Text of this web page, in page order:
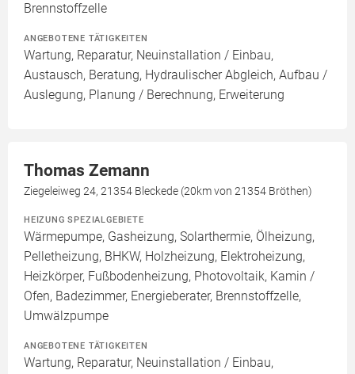
Brennstoffzelle
ANGEBOTENE TÄTIGKEITEN
Wartung, Reparatur, Neuinstallation / Einbau,
Austausch, Beratung, Hydraulischer Abgleich, Aufbau /
Auslegung, Planung / Berechnung, Erweiterung
Thomas Zemann
Ziegeleiweg 24, 21354 Bleckede (20km von 21354 Bröthen)
HEIZUNG SPEZIALGEBIETE
Wärmepumpe, Gasheizung, Solarthermie, Ölheizung,
Pelletheizung, BHKW, Holzheizung, Elektroheizung,
Heizkörper, Fußbodenheizung, Photovoltaik, Kamin /
Ofen, Badezimmer, Energieberater, Brennstoffzelle,
Umwälzpumpe
ANGEBOTENE TÄTIGKEITEN
Wartung, Reparatur, Neuinstallation / Einbau,